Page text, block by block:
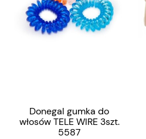
Donegal gumka do
włosów TELE WIRE 3szt.
5587